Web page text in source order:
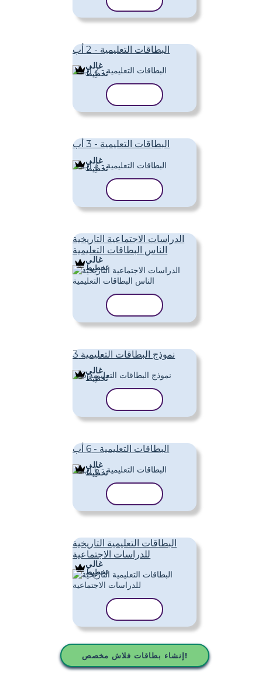
البطاقات التعليمية - 2 أب
غالي
تَخطِيط
البطاقات التعليمية - 3 أب
غالي
تَخطِيط
الدراسات الاجتماعية التاريخية
الناس البطاقات التعليمية
غالي
تَخطِيط
نموذج البطاقات التعليمية 3
غالي
تَخطِيط
البطاقات التعليمية - 6 أب
غالي
تَخطِيط
البطاقات التعليمية التاريخية
للدراسات الاجتماعية
غالي
تَخطِيط
إنشاء بطاقات فلاش مخصص!